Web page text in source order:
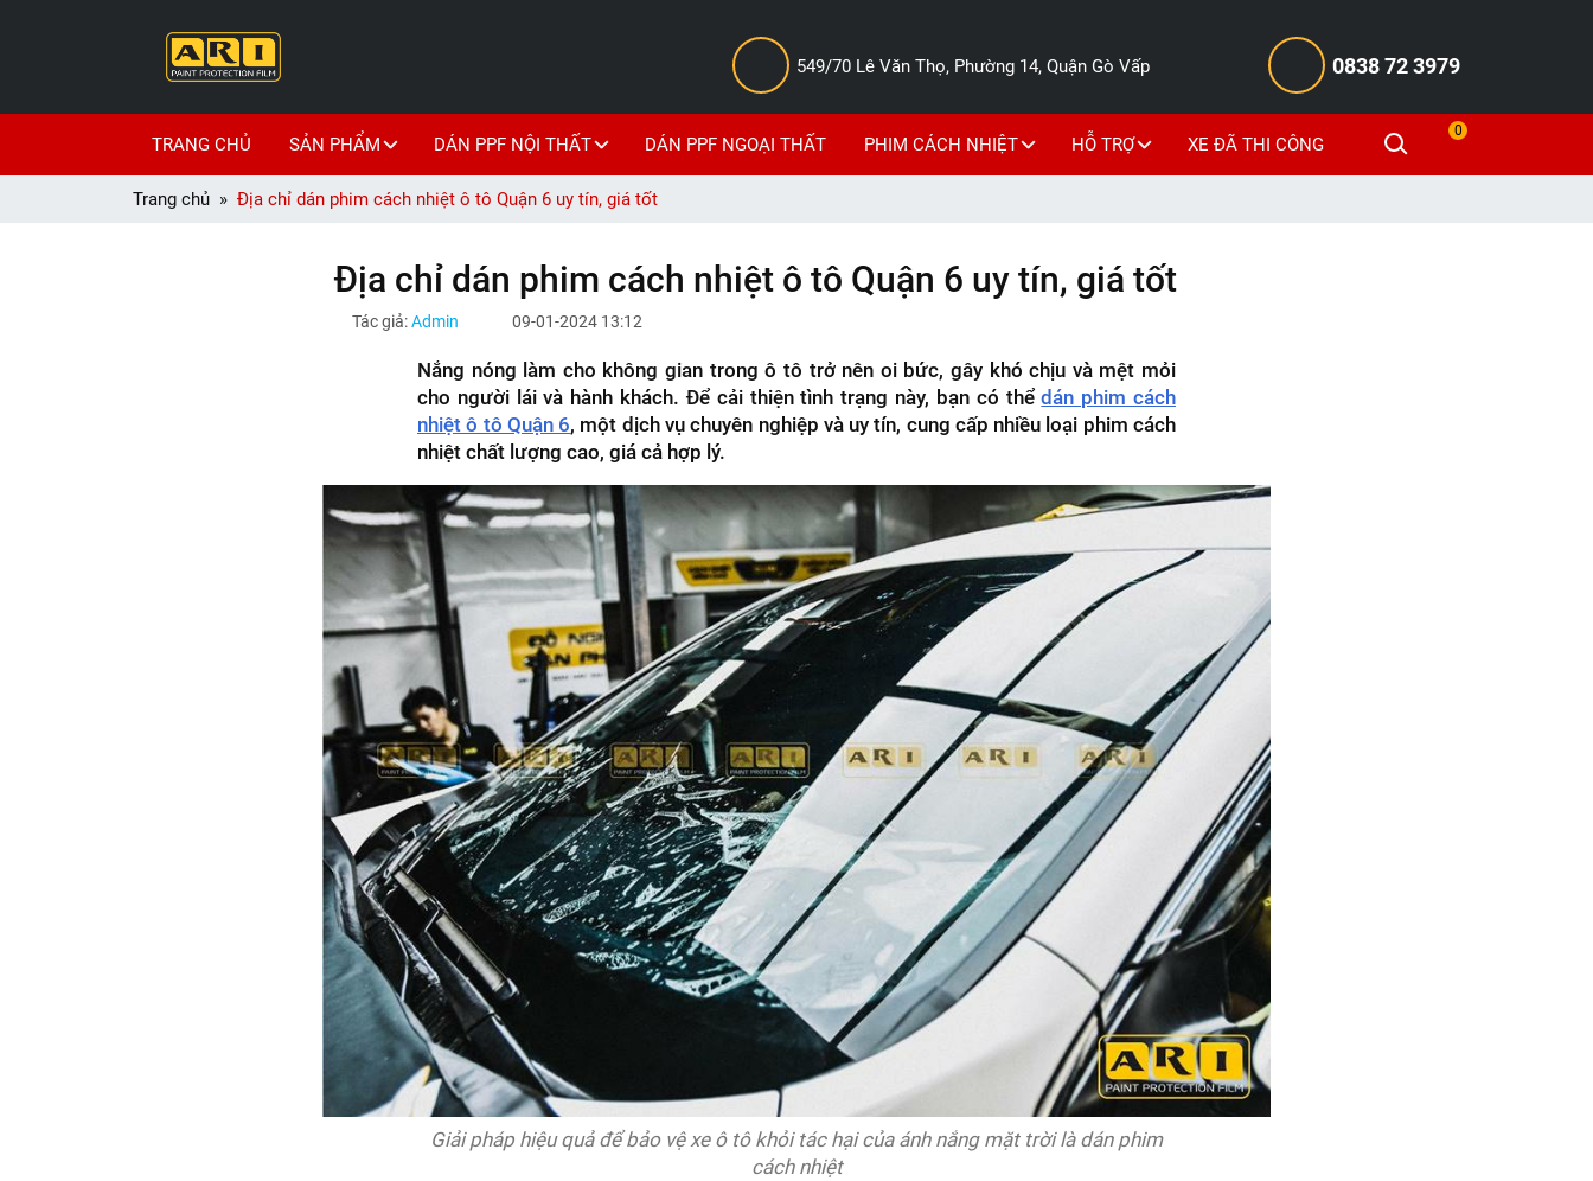
549/70 Lê Văn Thọ, Phường 14, Quận Gò Vấp 0838 72 3979
TRANG CHỦ SẢN PHẨM DÁN PPF NỘI THẤT DÁN PPF NGOẠI THẤT PHIM CÁCH NHIỆT HỖ TRỢ XE ĐÃ THI CÔNG
0
Trang chủ Địa chỉ dán phim cách nhiệt ô tô Quận 6 uy tín, giá tốt
Địa chỉ dán phim cách nhiệt ô tô Quận 6 uy tín, giá tốt
Tác giả:Admin 09-01-2024 13:12
Nắng nóng làm cho không gian trong ô tô trở nên oi bức, gây khó chịu và mệt mỏi
cho người lái và hành khách. Để cải thiện tình trạng này, bạn có thểdán phim cách
nhiệt ô tô Quận 6, một dịch vụ chuyên nghiệp và uy tín, cung cấp nhiều loại phim cách
nhiệt chất lượng cao, giá cả hợp lý.
Giải pháp hiệu quả để bảo vệ xe ô tô khỏi tác hại của ánh nắng mặt trời là dán phim
cách nhiệt